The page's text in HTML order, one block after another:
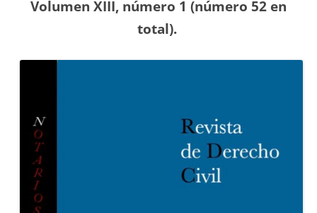
Volumen XIII, número 1 (número 52 en
total).